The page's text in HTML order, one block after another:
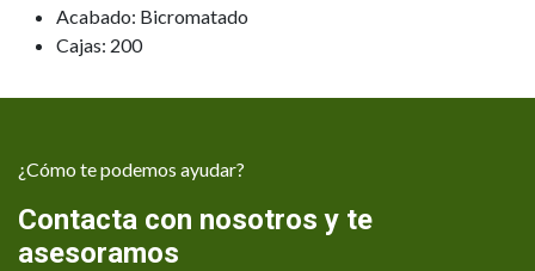
Acabado: Bicromatado
Cajas: 200
¿Cómo te podemos ayudar?
Contacta con nosotros y te
asesoramos